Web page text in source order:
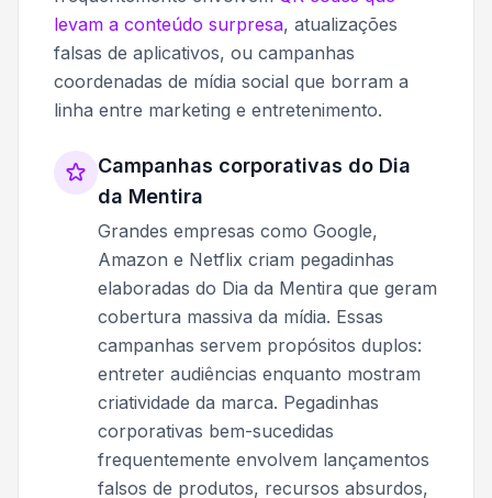
levam a conteúdo surpresa, atualizações
falsas de aplicativos, ou campanhas
coordenadas de mídia social que borram a
linha entre marketing e entretenimento.
Campanhas corporativas do Dia
da Mentira
Grandes empresas como Google,
Amazon e Netflix criam pegadinhas
elaboradas do Dia da Mentira que geram
cobertura massiva da mídia. Essas
campanhas servem propósitos duplos:
entreter audiências enquanto mostram
criatividade da marca. Pegadinhas
corporativas bem-sucedidas
frequentemente envolvem lançamentos
falsos de produtos, recursos absurdos,